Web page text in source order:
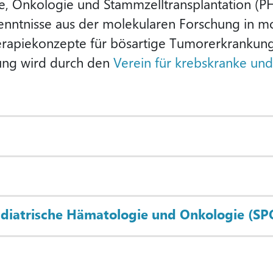
Onkologie und Stammzelltransplantation
aus der molekularen Forschung in
für bösartige
wird durch den Verein für krebskranke
Hämatologie und Onkologie